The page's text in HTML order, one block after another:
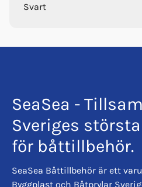
Svart
SeaSea -
Sveriges
för båttillbehör.
SeaSea Båttillbehör är ett
Byggplast och Båtprylar